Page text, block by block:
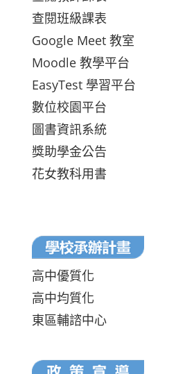
查閱班級課表
Google Meet 教室
Moodle 教學平台
EasyTest 學習平台
數位校園平台
圖書資訊系統
獎助學金公告
花女教科用書
高中優質化
高中均質化
東區輔諮中心